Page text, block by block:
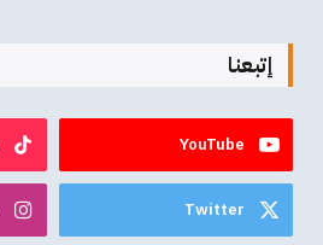
إتبعنا
YouTube
Twitter